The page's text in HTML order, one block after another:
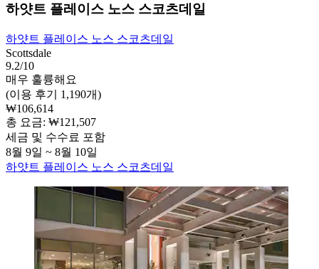
하얏트 플레이스 노스 스코츠데일
하얏트 플레이스 노스 스코츠데일
Scottsdale
9.2/10
매우 훌륭해요
(이용 후기 1,190개)
₩106,614
총 요금: ₩121,507
세금 및 수수료 포함
8월 9일 ~ 8월 10일
하얏트 플레이스 노스 스코츠데일